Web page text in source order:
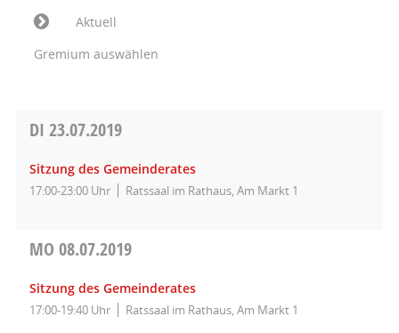
Aktuell
Gremium auswählen
DI 23.07.2019
Sitzung des Gemeinderates
17:00-23:00 Uhr Ratssaal im Rathaus, Am Markt 1
MO 08.07.2019
Sitzung des Gemeinderates
17:00-19:40 Uhr Ratssaal im Rathaus, Am Markt 1